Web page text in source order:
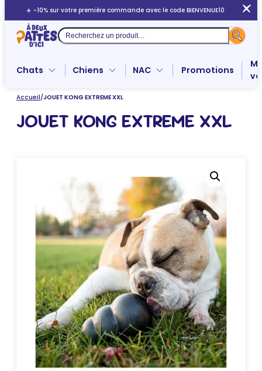
au
contenu
☀️ -10% sur votre première commande avec le code BIENVENUE10
Recherche
Chats Chiens NAC Promotions
Accueil/JOUET KONG EXTREME XXL
JOUET KONG EXTREME XXL